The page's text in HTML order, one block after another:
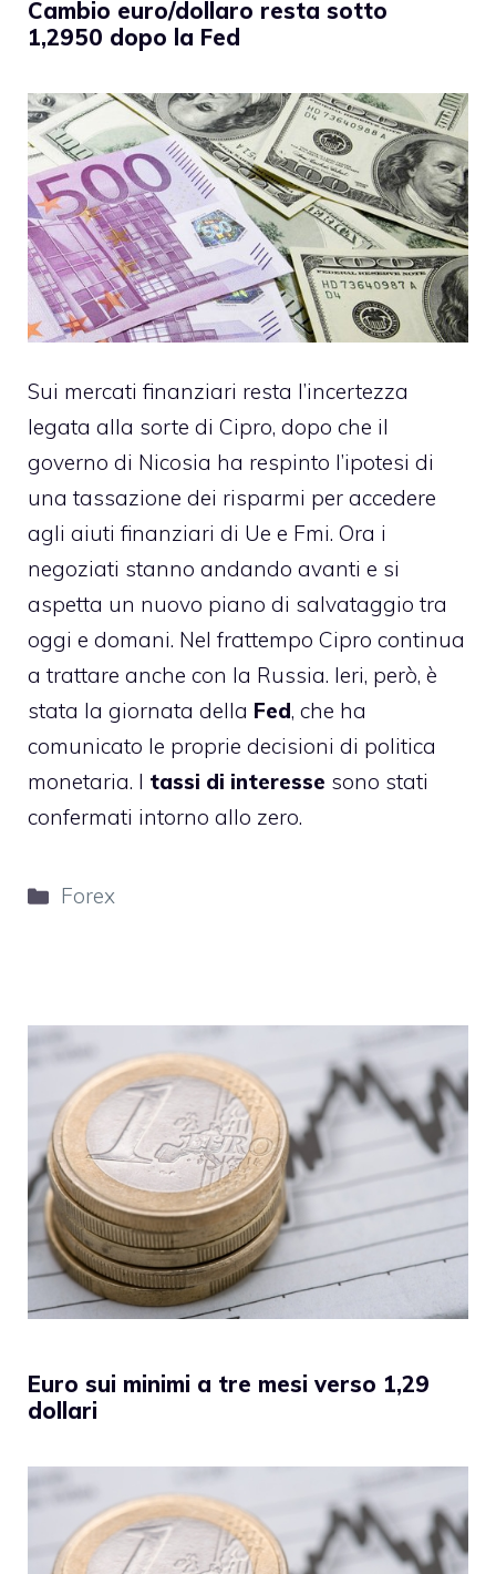
Cambio euro/dollaro resta sotto
1,2950 dopo la Fed
Sui mercati finanziari resta l’incertezza
legata alla sorte di Cipro, dopo che il
governo di Nicosia ha respinto l’ipotesi di
una tassazione dei risparmi per accedere
agli aiuti finanziari di Ue e Fmi. Ora i
negoziati stanno andando avanti e si
aspetta un nuovo piano di salvataggio tra
oggi e domani. Nel frattempo Cipro continua
a trattare anche con la Russia. Ieri, però, è
stata la giornata della Fed, che ha
comunicato le proprie decisioni di politica
monetaria. I tassi di interesse sono stati
confermati intorno allo zero.
Categorie
Forex
Euro sui minimi a tre mesi verso 1,29
dollari